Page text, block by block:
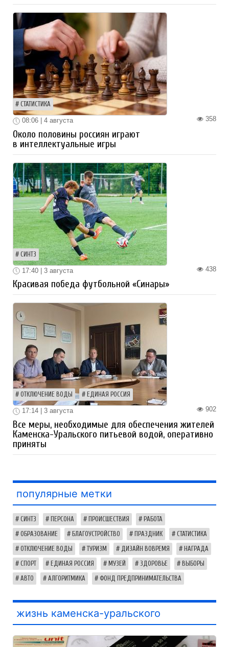
СТАТИСТИКА
358
08:06 | 4 августа
Около половины россиян играют
в интеллектуальные игры
СИНТЗ
438
17:40 | 3 августа
Красивая победа футбольной «Синары»
ОТКЛЮЧЕНИЕ ВОДЫ ЕДИНАЯ РОССИЯ
902
17:14 | 3 августа
Все меры, необходимые для обеспечения жителей
Каменска-Уральского питьевой водой, оперативно
приняты
популярные метки
СИНТЗ ПЕРСОНА ПРОИСШЕСТВИЯ РАБОТА
ОБРАЗОВАНИЕ БЛАГОУСТРОЙСТВО ПРАЗДНИК СТАТИСТИКА
ОТКЛЮЧЕНИЕ ВОДЫ ТУРИЗМ ДИЗАЙН ВОВРЕМЯ НАГРАДА
СПОРТ ЕДИНАЯ РОССИЯ МУЗЕЙ ЗДОРОВЬЕ ВЫБОРЫ
АВТО АЛГОРИТМИКА ФОНД ПРЕДПРИНИМАТЕЛЬСТВА
жизнь каменска-уральского